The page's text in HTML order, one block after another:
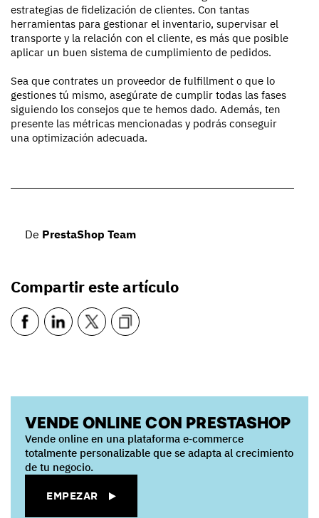
estrategias de fidelización de clientes. Con tantas
herramientas para gestionar el inventario, supervisar el
transporte y la relación con el cliente, es más que posible
aplicar un buen sistema de cumplimiento de pedidos.
Sea que contrates un proveedor de fulfillment o que lo
gestiones tú mismo, asegúrate de cumplir todas las fases
siguiendo los consejos que te hemos dado. Además, ten
presente las métricas mencionadas y podrás conseguir
una optimización adecuada.
De PrestaShop Team
Compartir este artículo
VENDE ONLINE CON PRESTASHOP
Vende online en una plataforma e‑commerce
totalmente personalizable que se adapta al crecimiento
de tu negocio.
EMPEZAR